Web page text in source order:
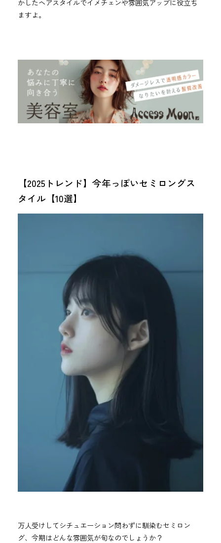
ますよ。
【2025トレンド】今年っぽいセミロングス
タイル【10選】
万人受けしてシチュエーション問わずに馴染むセミロン
グ、今期はどんな雰囲気が旬なのでしょうか？